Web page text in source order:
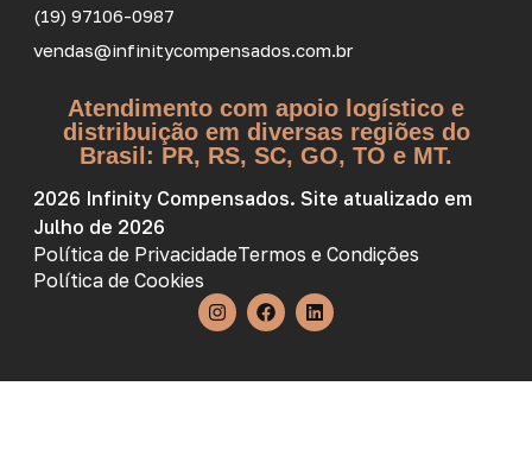
(19) 97106-0987
vendas@infinitycompensados.com.br
Atendimento com apoio logístico e
distribuição em diversas regiões do
Brasil: PR, RS, SC, GO, TO e MT.
2026 Infinity Compensados. Site atualizado em
Julho de 2026
Política de PrivacidadeTermos e Condições
Política de Cookies